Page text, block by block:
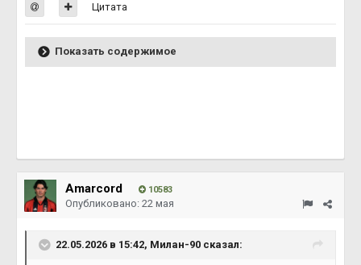
Цитата
Показать содержимое
Amarcord 10583
Опубликовано: 22 мая
22.05.2026 в 15:42, Милан-90 сказал: